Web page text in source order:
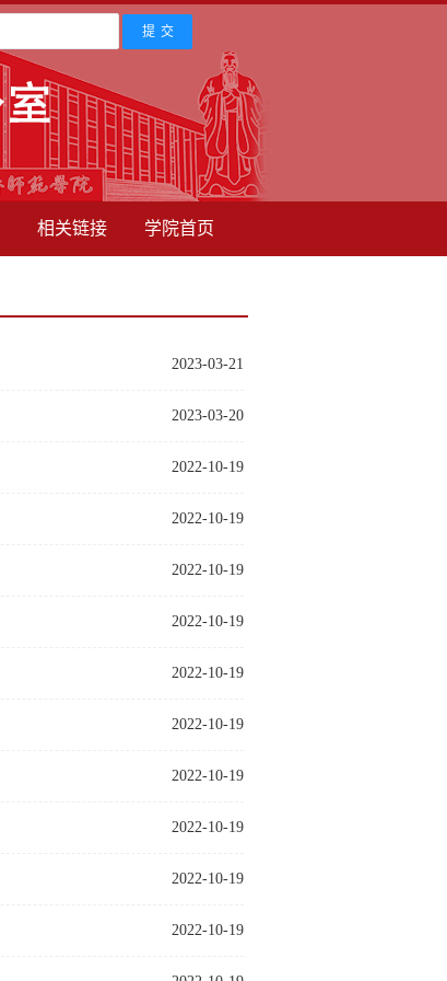
相关链接 学院首页
2023-03-21
2023-03-20
2022-10-19
2022-10-19
2022-10-19
2022-10-19
2022-10-19
2022-10-19
2022-10-19
2022-10-19
2022-10-19
2022-10-19